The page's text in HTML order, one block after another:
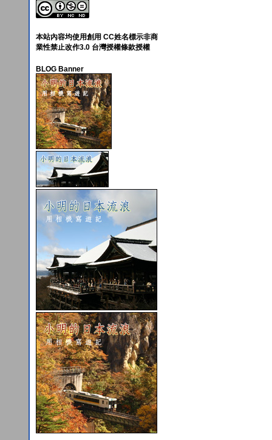
本站內容均使用創用 CC姓名標示非商
業性禁止改作3.0 台灣授權條款授權
BLOG Banner